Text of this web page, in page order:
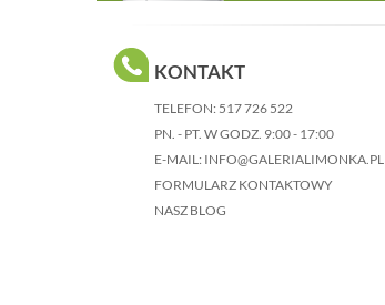
KONTAKT
TELEFON: 517 726 522
PN. - PT. W GODZ. 9:00 - 17:00
E-MAIL: INFO@GALERIALIMONKA.PL
FORMULARZ KONTAKTOWY
NASZ BLOG